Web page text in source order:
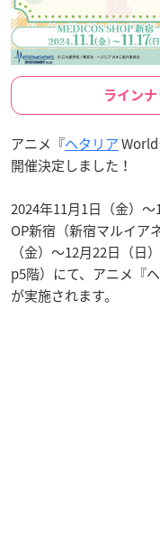
ライン
アニメ『ヘタリア
開催決定しました！
2024年11月1日（金）
OP新宿（新宿マルイア
（金）〜12月22日（
p5階）にて、アニメ『
が実施されます。